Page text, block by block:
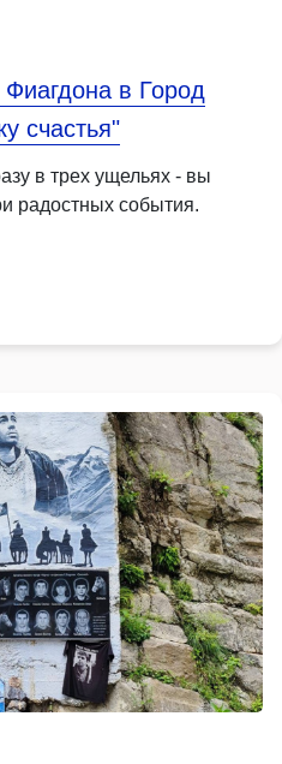
в Город
счастья"
в трех ущельях - вы
радостных события.